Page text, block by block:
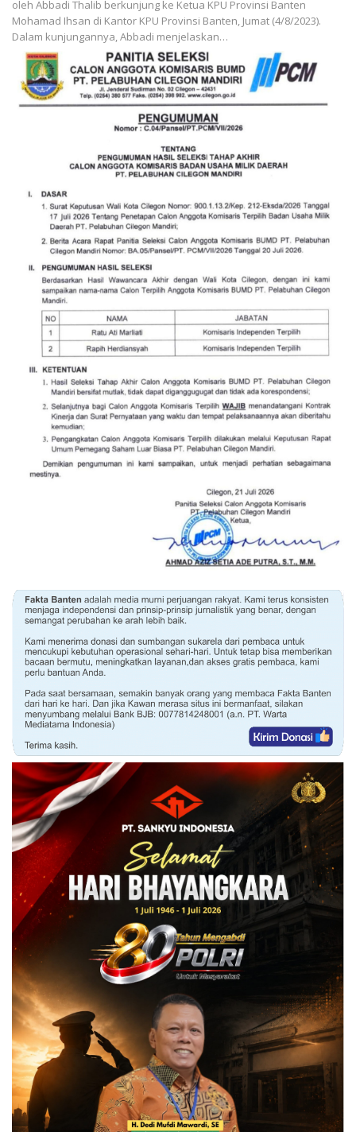
oleh Abbadi Thalib berkunjung ke Ketua KPU Provinsi Banten
Mohamad Ihsan di Kantor KPU Provinsi Banten, Jumat (4/8/2023).
Dalam kunjungannya, Abbadi menjelaskan…